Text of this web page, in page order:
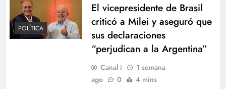
POLÍTICA
El vicepresidente de Brasil
criticó a Milei y aseguró que
sus declaraciones
“perjudican a la Argentina”
Canal i
1 semana
ago
0 4 mins